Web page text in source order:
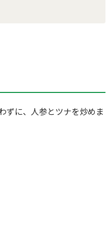
ずに、人参とツナを炒めま